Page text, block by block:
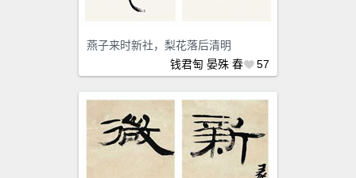
燕子来时新社，梨花落后清明
钱君匋 晏殊 春 57